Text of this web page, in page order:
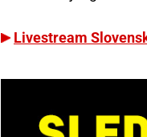
Livestream